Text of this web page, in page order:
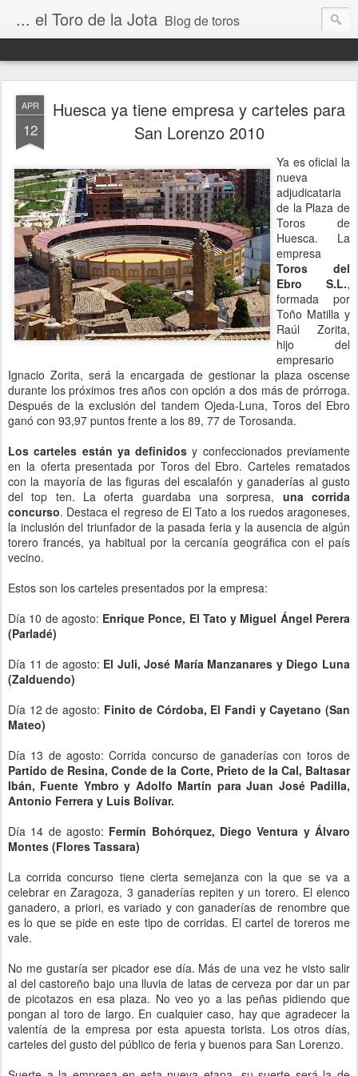
... el Toro de la Jota Blog de toros
APR
12
Huesca ya tiene empresa y carteles para
San Lorenzo 2010
Ya es oficial la
nueva
adjudicataria
de la Plaza de
Toros de
Huesca. La
empresa
Toros del
Ebro S.L.,
formada por
Toño Matilla y
Raúl Zorita,
hijo del
empresario
Ignacio Zorita, será la encargada de gestionar la plaza oscense
durante los próximos tres años con opción a dos más de prórroga.
Después de la exclusión del tandem Ojeda-Luna, Toros del Ebro
ganó con 93,97 puntos frente a los 89, 77 de Torosanda.
Los carteles están ya definidos y confeccionados previamente
en la oferta presentada por Toros del Ebro. Carteles rematados
con la mayoría de las figuras del escalafón y ganaderías al gusto
del top ten. La oferta guardaba una sorpresa, una corrida
concurso. Destaca el regreso de El Tato a los ruedos aragoneses,
la inclusión del triunfador de la pasada feria y la ausencia de algún
torero francés, ya habitual por la cercanía geográfica con el país
vecino.
Estos son los carteles presentados por la empresa:
Día 10 de agosto: Enrique Ponce, El Tato y Miguel Ángel Perera
(Parladé)
Día 11 de agosto: El Juli, José María Manzanares y Diego Luna
(Zalduendo)
Día 12 de agosto: Finito de Córdoba, El Fandi y Cayetano (San
Mateo)
Día 13 de agosto: Corrida concurso de ganaderías con toros de
Partido de Resina, Conde de la Corte, Prieto de la Cal, Baltasar
Ibán, Fuente Ymbro y Adolfo Martín para Juan José Padilla,
Antonio Ferrera y Luis Bolívar.
Día 14 de agosto: Fermín Bohórquez, Diego Ventura y Álvaro
Montes (Flores Tassara)
La corrida concurso tiene cierta semejanza con la que se va a
celebrar en Zaragoza, 3 ganaderías repiten y un torero. El elenco
ganadero, a priori, es variado y con ganaderías de renombre que
es lo que se pide en este tipo de corridas. El cartel de toreros me
vale.
No me gustaría ser picador ese día. Más de una vez he visto salir
al del castoreño bajo una lluvia de latas de cerveza por dar un par
de picotazos en esa plaza. No veo yo a las peñas pidiendo que
pongan al toro de largo. En cualquier caso, hay que agradecer la
valentía de la empresa por esta apuesta torista. Los otros días,
carteles del gusto del público de feria y buenos para San Lorenzo.